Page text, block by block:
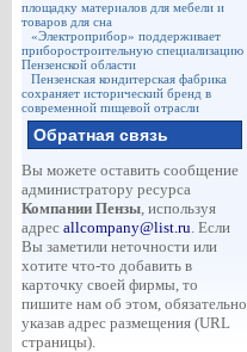
площадку материалов для мебели и
товаров для сна
«Электроприбор» поддерживает
приборостроительную специализацию
Пензенской области
Пензенская кондитерская фабрика
сохраняет исторический бренд в
современной пищевой отрасли
Обратная связь
Вы можете оставить сообщение
администратору ресурса
Компании Пензы, используя
адрес allcompany@list.ru. Если
Вы заметили неточности или
хотите что-то добавить в
карточку своей фирмы, то
пишите нам об этом, обязательно
указав адрес размещения (URL
страницы).